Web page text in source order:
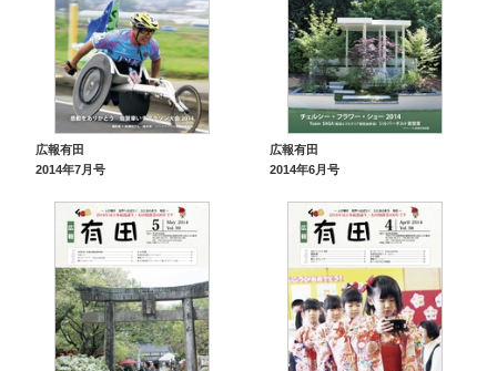
広報有田
2014年7月号
広報有田
2014年6月号